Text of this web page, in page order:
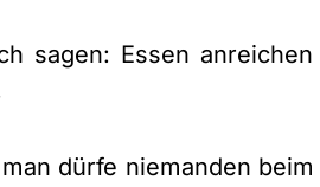
sagen: Essen
dürfe niemanden